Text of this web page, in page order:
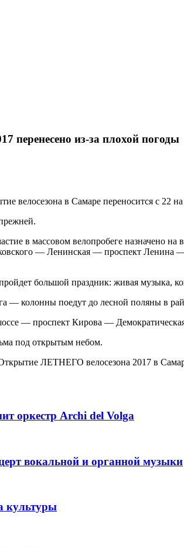
перенесено из-за плохой погоды
велосезона в Самаре переносится с 22 на
в массовом велопробеге назначено
— Ленинская — проспект Ленина
большой праздник: живая музыка,
— колонны поедут до лесной поляны в
— проспект Кирова —
под открытым небом.
ЛЕТНЕГО велосезона 2017 в
оркестр Archi del Volga
вокальной и органной музыки
культуры